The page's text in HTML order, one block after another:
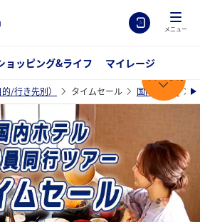
メニュー
ョッピング&ライフ マイレージ
/行き先別） タイムセール 国内ホテル